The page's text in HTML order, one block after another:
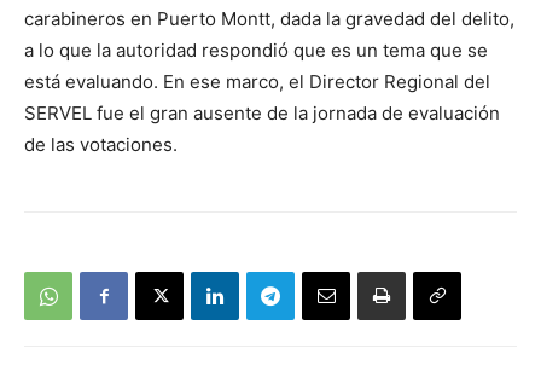
carabineros en Puerto Montt, dada la gravedad del delito,
a lo que la autoridad respondió que es un tema que se
está evaluando. En ese marco, el Director Regional del
SERVEL fue el gran ausente de la jornada de evaluación
de las votaciones.